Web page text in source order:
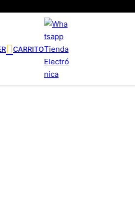
CARRITO